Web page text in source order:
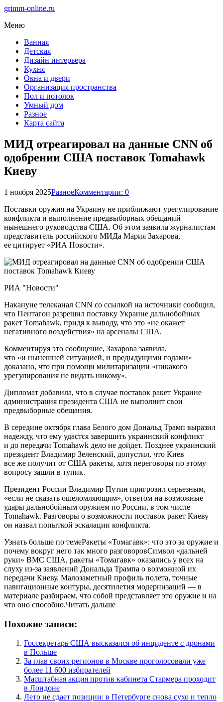
grimm-online.ru
Меню
Ванная
Детская
Дизайн интерьера
Кухня
Окна и двери
Организация пространства
Пол и потолок
Умный дом
Разное
Карта сайта
МИД отреагировал на данные CNN об
одобрении США поставок Tomahawk
Киеву
1 ноября 2025РазноеКомментарии: 0
Поставки оружия на Украину не приближают урегулирование
конфликта и выполнение предвыборных обещаний
нынешнего руководства США. Об этом заявила журналистам
представитель российского МИДа Мария Захарова,
ее цитирует «РИА Новости».
РИА "Новости"
Накануне телеканал CNN со ссылкой на источники сообщил,
что Пентагон разрешил поставку Украине дальнобойных
ракет Tomahawk, придя к выводу, что это «не окажет
негативного воздействия» на арсеналы США.
Комментируя это сообщение, Захарова заявила,
что «и нынешней ситуацией, и предыдущими годами»
доказано, что при помощи милитаризации «никакого
урегулирования не видать никому».
Дипломат добавила, что в случае поставок ракет Украине
администрация президента США не выполнит свои
предвыборные обещания.
В середине октября глава Белого дом Дональд Трамп выразил
надежду, что ему удастся завершить украинский конфликт
и до передачи Tomahawk дело не дойдет. Позднее украинский
президент Владимир Зеленский, допустил, что Киев
все же получит от США ракеты, хотя переговоры по этому
вопросу зашли в тупик.
Президент России Владимир Путин пригрозил серьезным,
«если не сказать ошеломляющим», ответом на возможные
удары дальнобойным оружием по России, в том числе
Tomahawk. Разговоры о возможности поставок ракет Киеву
он назвал попыткой эскалации конфликта.
Узнать больше по темеРакеты «Томагавк»: что это за оружие и
почему вокруг него так много разговоровСимвол «дальней
руки» ВМС США, ракеты «Томагавк» оказались у всех на
слуху из-за заявлений Дональда Трампа о возможной их
передачи Киеву. Малозаметный профиль полета, точные
навигационные контуры, десятилетия модернизаций — в
материале разбираем, что собой представляет это оружие и на
что оно способно.Читать дальше
Похожие записи:
Госсекретарь США высказался об инциденте с дронами
в Польше
За глав своих регионов в Москве проголосовали уже
более 11 600 избирателей
Масштабная акция против кабинета Стармера проходит
в Лондоне
Лето не сдает позиции: в Петербурге снова сухо и тепло